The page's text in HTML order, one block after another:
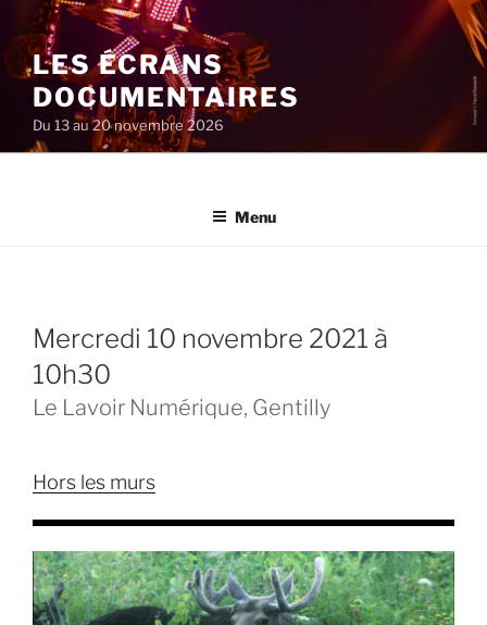
au
contenu
principal
LES ÉCRANS
DOCUMENTAIRES
Du 13 au 20 novembre 2026
Menu
mercredi 10 novembre 2021 à
10h30
Le Lavoir Numérique, Gentilly
Hors les murs